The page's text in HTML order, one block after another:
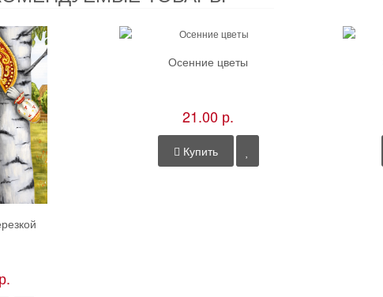
Осенние цветы
21.00 р.
Купить